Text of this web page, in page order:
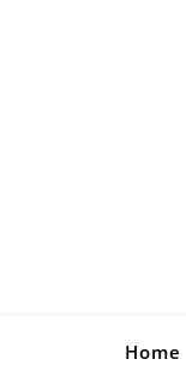
Home